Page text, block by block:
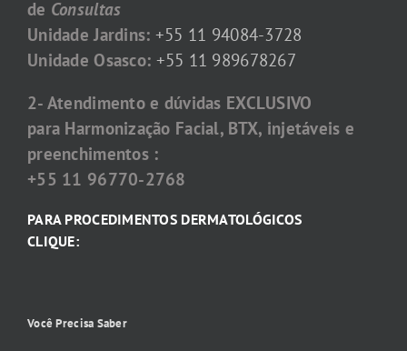
de Consultas
Unidade Jardins: +55 11 94084-3728
Unidade Osasco: +55 11 989678267
2- Atendimento e dúvidas EXCLUSIVO
para Harmonização Facial, BTX, injetáveis e
preenchimentos :
+55 11 96770-2768
PARA PROCEDIMENTOS DERMATOLÓGICOS
CLIQUE:
Você Precisa Saber